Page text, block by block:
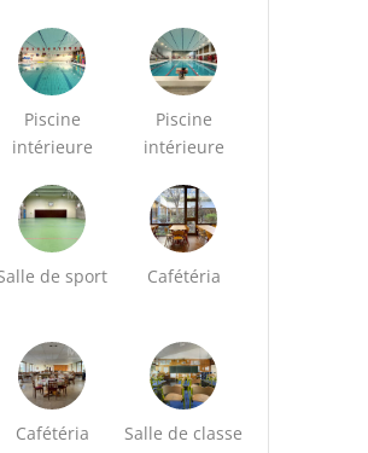
Piscine
intérieure
Piscine
intérieure
de sport Cafétéria
Cafétéria Salle de classe